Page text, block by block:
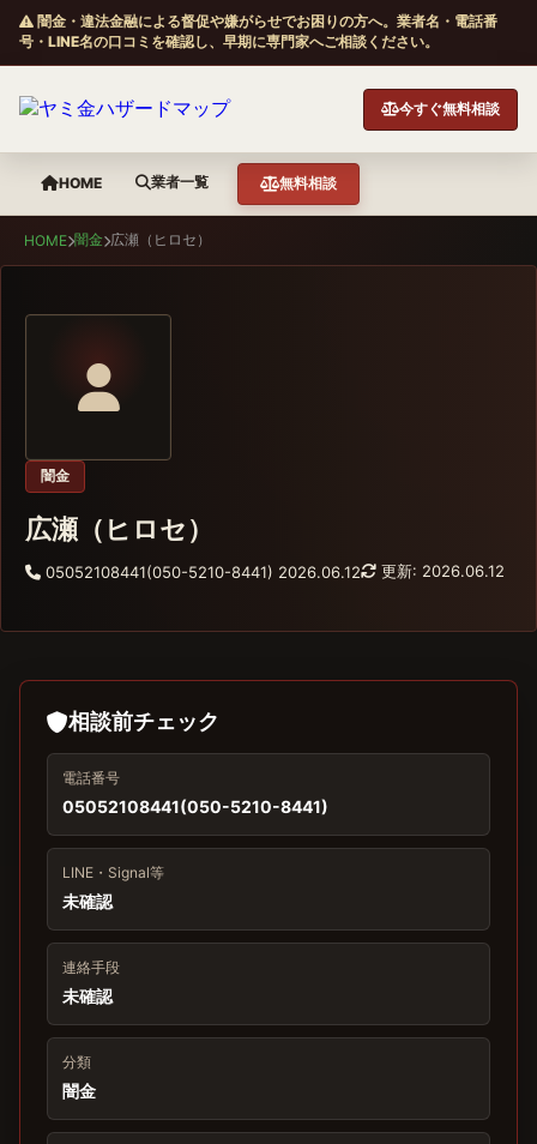
闇金・違法金融による督促や嫌がらせでお困りの方へ。業者名・電話番
号・LINE名の口コミを確認し、早期に専門家へご相談ください。
今すぐ無料相談
HOME 業者一覧 無料相談
HOME 闇金 広瀬（ヒロセ）
闇金
広瀬（ヒロセ）
05052108441(050-5210-8441) 2026.06.12 更新: 2026.06.12
相談前チェック
電話番号
05052108441(050-5210-8441)
LINE・Signal等
未確認
連絡手段
未確認
分類
闇金